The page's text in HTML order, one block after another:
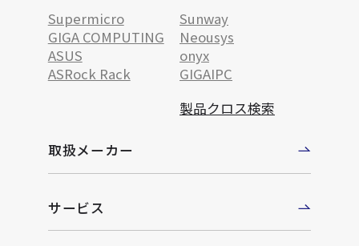
Supermicro
Sunway
GIGA COMPUTING
Neousys
ASUS
onyx
ASRock Rack
GIGAIPC
製品クロス検索
取扱メーカー
サービス